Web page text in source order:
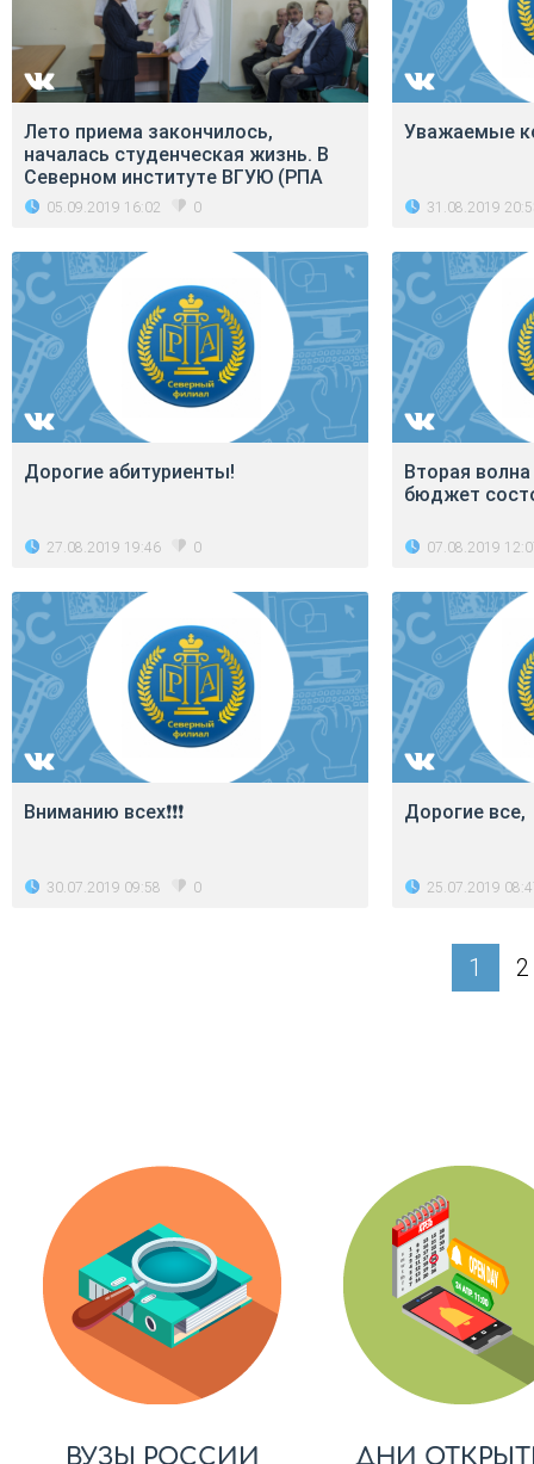
Лето приема закончилось,
началась студенческая жизнь. В
Северном институте ВГУЮ (РПА
05.09.2019 16:02 0
Уважаемые
31.08.2019
Дорогие абитуриенты!
27.08.2019 19:46 0
Вторая
бюджет
07.08.2019
Вниманию всех❗❗❗
30.07.2019 09:58 0
Дорогие все,
25.07.2019
1 2
ВУЗЫ РОССИИ ДНИ